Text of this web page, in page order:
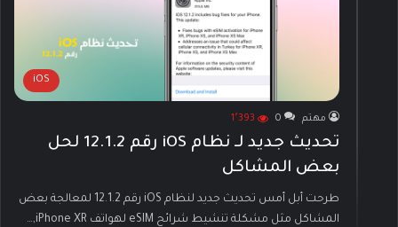
iOS
مهتم 0 1٬393
تحديث جديد لـ نظام iOS رقم 12.1.2 لحل
بعض المشاكل
طرحت أبل أمس تحديث جديد لنظام iOS رقم 12.1.2 لمعالجة بعض
المشاكل مثل مشكلة تنشيط شرائح eSIM لهواتف iPhone XR,…